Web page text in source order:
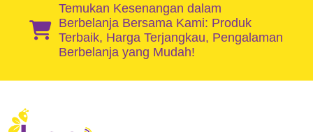
Temukan Kesenangan dalam
Berbelanja Bersama Kami: Produk
Terbaik, Harga Terjangkau, Pengalaman
Berbelanja yang Mudah!